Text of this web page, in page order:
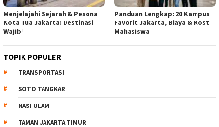
Menjelajahi Sejarah & Pesona
Kota Tua Jakarta: Destinasi
Wajib!
Panduan Lengkap: 20 Kampus
Favorit Jakarta, Biaya & Kost
Mahasiswa
TOPIK POPULER
TRANSPORTASI
SOTO TANGKAR
NASI ULAM
TAMAN JAKARTA TIMUR